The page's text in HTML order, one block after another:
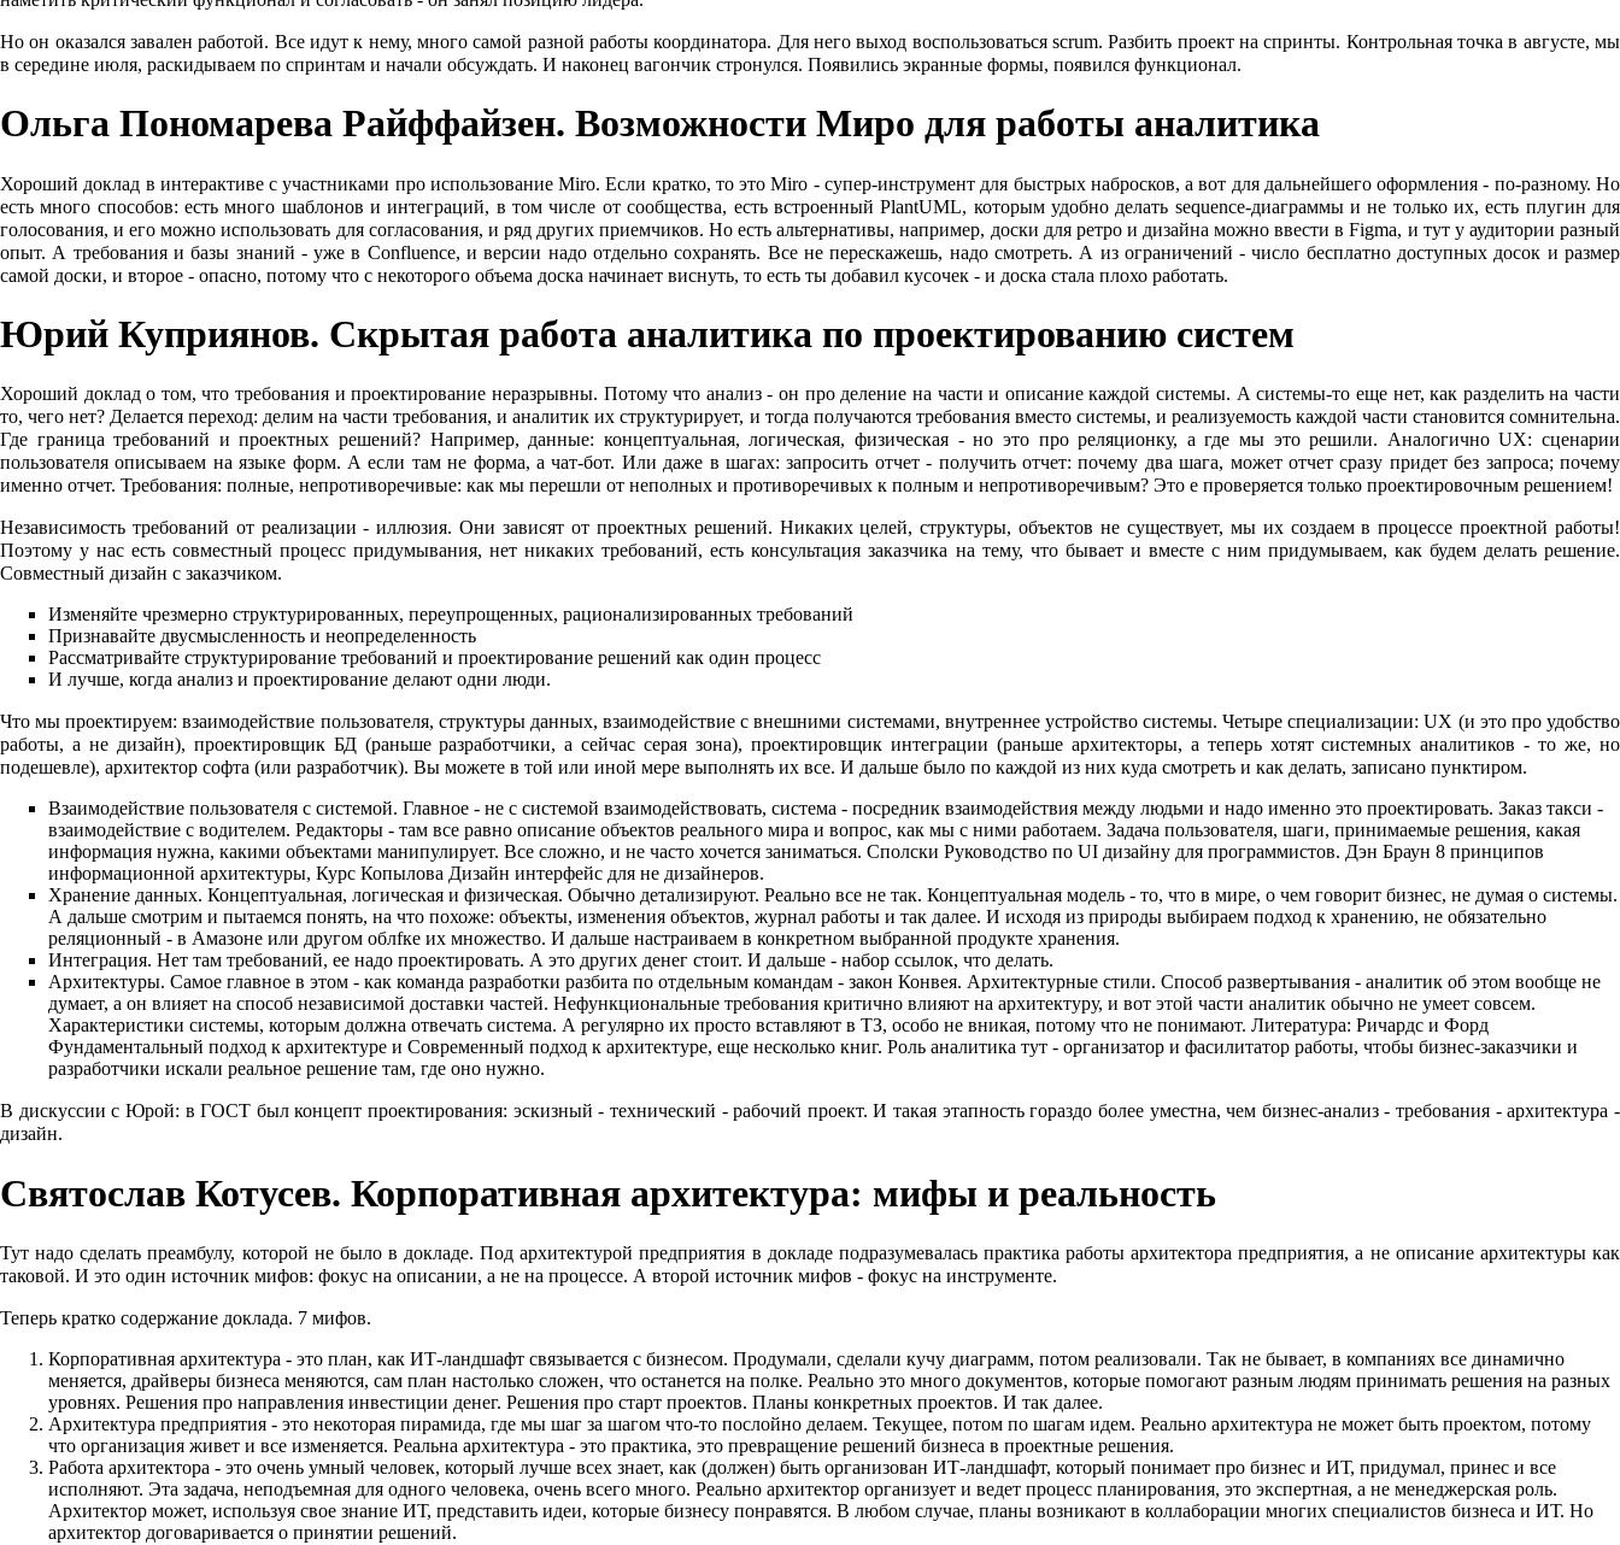
Но он оказался завален работой. Все идут к нему, много самой разной работы координатора. Для него выход воспользоваться scrum. Разбить проект на спринты. Контрольная точка в августе, мы
в середине июля, раскидываем по спринтам и начали обсуждать. И наконец вагончик стронулся. Появились экранные формы, появился функционал.
Ольга Пономарева Райффайзен. Возможности Миро для работы аналитика
Хороший доклад в интерактиве с участниками про использование Miro. Если кратко, то это Miro - супер-инструмент для быстрых набросков, а вот для дальнейшего оформления - по-разному. Но
есть много способов: есть много шаблонов и интеграций, в том числе от сообщества, есть встроенный PlantUML, которым удобно делать sequence-диаграммы и не только их, есть плугин для
голосования, и его можно использовать для согласования, и ряд других приемчиков. Но есть альтернативы, например, доски для ретро и дизайна можно ввести в Figma, и тут у аудитории разный
опыт. А требования и базы знаний - уже в Confluence, и версии надо отдельно сохранять. Все не перескажешь, надо смотреть. А из ограничений - число бесплатно доступных досок и размер
самой доски, и второе - опасно, потому что с некоторого объема доска начинает виснуть, то есть ты добавил кусочек - и доска стала плохо работать.
Юрий Куприянов. Скрытая работа аналитика по проектированию систем
Хороший доклад о том, что требования и проектирование неразрывны. Потому что анализ - он про деление на части и описание каждой системы. А системы-то еще нет, как разделить на части
то, чего нет? Делается переход: делим на части требования, и аналитик их структурирует, и тогда получаются требования вместо системы, и реализуемость каждой части становится сомнительна.
Где граница требований и проектных решений? Например, данные: концептуальная, логическая, физическая - но это про реляционку, а где мы это решили. Аналогично UX: сценарии
пользователя описываем на языке форм. А если там не форма, а чат-бот. Или даже в шагах: запросить отчет - получить отчет: почему два шага, может отчет сразу придет без запроса; почему
именно отчет. Требования: полные, непротиворечивые: как мы перешли от неполных и противоречивых к полным и непротиворечивым? Это е проверяется только проектировочным решением!
Независимость требований от реализации - иллюзия. Они зависят от проектных решений. Никаких целей, структуры, объектов не существует, мы их создаем в процессе проектной работы!
Поэтому у нас есть совместный процесс придумывания, нет никаких требований, есть консультация заказчика на тему, что бывает и вместе с ним придумываем, как будем делать решение.
Совместный дизайн с заказчиком.
Изменяйте чрезмерно структурированных, переупрощенных, рационализированных требований
Признавайте двусмысленность и неопределенность
Рассматривайте структурирование требований и проектирование решений как один процесс
И лучше, когда анализ и проектирование делают одни люди.
Что мы проектируем: взаимодействие пользователя, структуры данных, взаимодействие с внешними системами, внутреннее устройство системы. Четыре специализации: UX (и это про удобство
работы, а не дизайн), проектировщик БД (раньше разработчики, а сейчас серая зона), проектировщик интеграции (раньше архитекторы, а теперь хотят системных аналитиков - то же, но
подешевле), архитектор софта (или разработчик). Вы можете в той или иной мере выполнять их все. И дальше было по каждой из них куда смотреть и как делать, записано пунктиром.
Взаимодействие пользователя с системой. Главное - не с системой взаимодействовать, система - посредник взаимодействия между людьми и надо именно это проектировать. Заказ такси -
взаимодействие с водителем. Редакторы - там все равно описание объектов реального мира и вопрос, как мы с ними работаем. Задача пользователя, шаги, принимаемые решения, какая
информация нужна, какими объектами манипулирует. Все сложно, и не часто хочется заниматься. Сполски Руководство по UI дизайну для программистов. Дэн Браун 8 принципов
информационной архитектуры, Курс Копылова Дизайн интерфейс для не дизайнеров.
Хранение данных. Концептуальная, логическая и физическая. Обычно детализируют. Реально все не так. Концептуальная модель - то, что в мире, о чем говорит бизнес, не думая о системы.
А дальше смотрим и пытаемся понять, на что похоже: объекты, изменения объектов, журнал работы и так далее. И исходя из природы выбираем подход к хранению, не обязательно
реляционный - в Амазоне или другом облfке их множество. И дальше настраиваем в конкретном выбранной продукте хранения.
Интеграция. Нет там требований, ее надо проектировать. А это других денег стоит. И дальше - набор ссылок, что делать.
Архитектуры. Самое главное в этом - как команда разработки разбита по отдельным командам - закон Конвея. Архитектурные стили. Способ развертывания - аналитик об этом вообще не
думает, а он влияет на способ независимой доставки частей. Нефункциональные требования критично влияют на архитектуру, и вот этой части аналитик обычно не умеет совсем.
Характеристики системы, которым должна отвечать система. А регулярно их просто вставляют в ТЗ, особо не вникая, потому что не понимают. Литература: Ричардс и Форд
Фундаментальный подход к архитектуре и Современный подход к архитектуре, еще несколько книг. Роль аналитика тут - организатор и фасилитатор работы, чтобы бизнес-заказчики и
разработчики искали реальное решение там, где оно нужно.
В дискуссии с Юрой: в ГОСТ был концепт проектирования: эскизный - технический - рабочий проект. И такая этапность гораздо более уместна, чем бизнес-анализ - требования - архитектура -
дизайн.
Святослав Котусев. Корпоративная архитектура: мифы и реальность
Тут надо сделать преамбулу, которой не было в докладе. Под архитектурой предприятия в докладе подразумевалась практика работы архитектора предприятия, а не описание архитектуры как
таковой. И это один источник мифов: фокус на описании, а не на процессе. А второй источник мифов - фокус на инструменте.
Теперь кратко содержание доклада. 7 мифов.
Корпоративная архитектура - это план, как ИТ-ландшафт связывается с бизнесом. Продумали, сделали кучу диаграмм, потом реализовали. Так не бывает, в компаниях все динамично
меняется, драйверы бизнеса меняются, сам план настолько сложен, что останется на полке. Реально это много документов, которые помогают разным людям принимать решения на разных
уровнях. Решения про направления инвестиции денег. Решения про старт проектов. Планы конкретных проектов. И так далее.
Архитектура предприятия - это некоторая пирамида, где мы шаг за шагом что-то послойно делаем. Текущее, потом по шагам идем. Реально архитектура не может быть проектом, потому
что организация живет и все изменяется. Реальна архитектура - это практика, это превращение решений бизнеса в проектные решения.
Работа архитектора - это очень умный человек, который лучше всех знает, как (должен) быть организован ИТ-ландшафт, который понимает про бизнес и ИТ, придумал, принес и все
исполняют. Эта задача, неподъемная для одного человека, очень всего много. Реально архитектор организует и ведет процесс планирования, это экспертная, а не менеджерская роль.
Архитектор может, используя свое знание ИТ, представить идеи, которые бизнесу понравятся. В любом случае, планы возникают в коллаборации многих специалистов бизнеса и ИТ. Но
архитектор договаривается о принятии решений.